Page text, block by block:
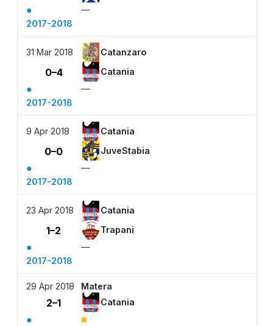
●
—
2017-2018
31 Mar 2018 Catanzaro
0–4 Catania
●
—
2017-2018
9 Apr 2018 Catania
0–0 JuveStabia
●
—
2017-2018
23 Apr 2018 Catania
1–2 Trapani
●
—
2017-2018
29 Apr 2018 Matera
2–1 Catania
● ■